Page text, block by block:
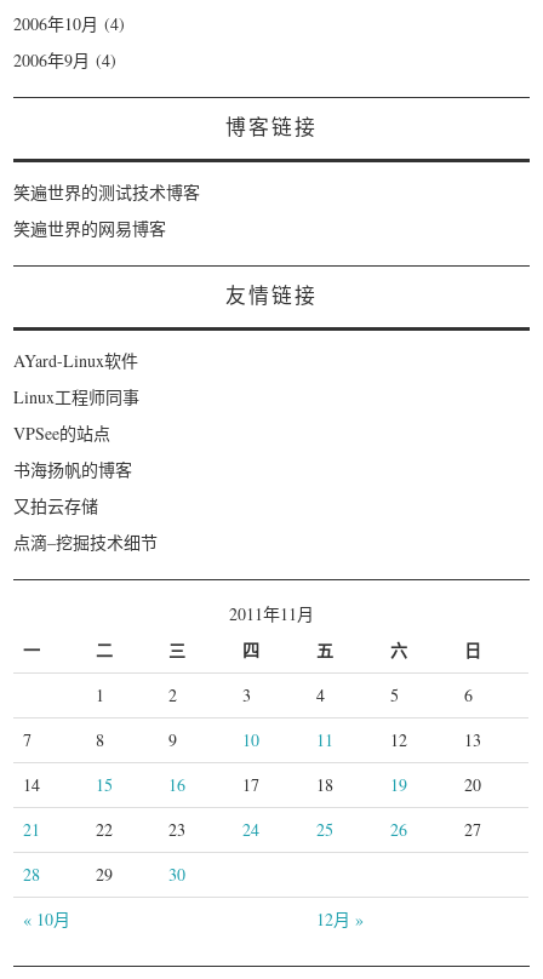
2006年10月 (4)
2006年9月 (4)
博客链接
笑遍世界的测试技术博客
笑遍世界的网易博客
友情链接
AYard-Linux软件
Linux工程师同事
VPSee的站点
书海扬帆的博客
又拍云存储
点滴–挖掘技术细节
2011年11月
一 二 三 四 五 六 日
« 10月 12月 »
1 2 3 4 5
6
7
8 9 10 11 12
13
14
15 16 17 18 19
20
21
22 23 24 25 26
27
28
29 30